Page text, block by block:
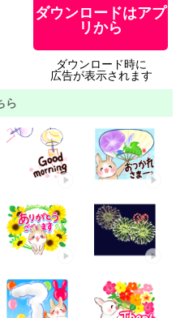
ダウンロードはアプ
リから
ダウンロード時に
広告が表示されます
ら